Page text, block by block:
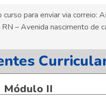
para enviar via correio:
– Avenida nascimento
Módulo II